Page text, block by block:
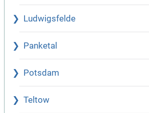
Ludwigsfelde
Panketal
Potsdam
Teltow